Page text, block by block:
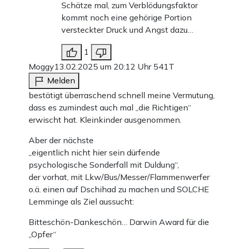
Schätze mal, zum Verblödungsfaktor
kommt noch eine gehörige Portion
versteckter Druck und Angst dazu…
1
Moggy13.02.2025 um 20:12 Uhr 541T
Melden
bestätigt überraschend schnell meine Vermutung,
dass es zumindest auch mal „die Richtigen“
erwischt hat. Kleinkinder ausgenommen.
Aber der nächste
„eigentlich nicht hier sein dürfende
psychologische Sonderfall mit Duldung“,
der vorhat, mit Lkw/Bus/Messer/Flammenwerfer
o.ä. einen auf Dschihad zu machen und SOLCHE
Lemminge als Ziel aussucht:
Bitteschön-Dankeschön… Darwin Award für die
„Opfer“